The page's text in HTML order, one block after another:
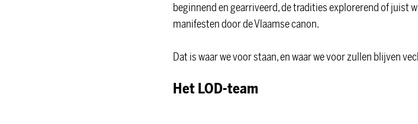
beginnend en gearriveerd, de tradities explorerend of juist
manifesten door de Vlaamse canon.
Dat is waar we voor staan, en waar we voor zullen blijven
Het LOD-team